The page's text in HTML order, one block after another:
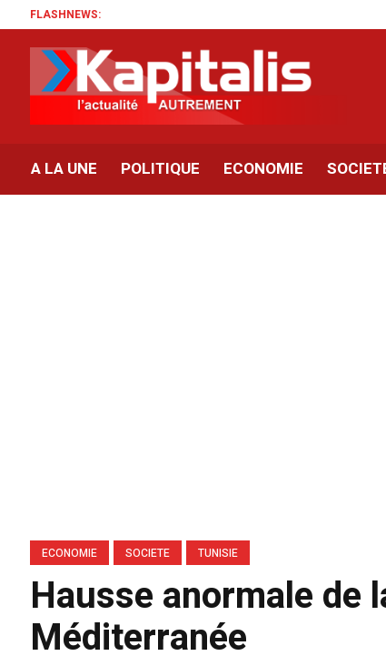
FLASHNEWS:
A LA UNE POLITIQUE ECONOMIE
ECONOMIE SOCIETE TUNISIE
Hausse anormale de
Méditerranée